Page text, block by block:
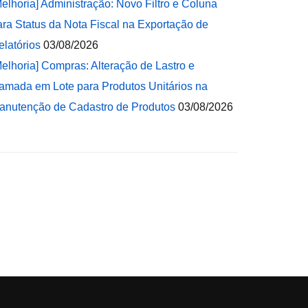
Administração: Novo Filtro e Coluna
Status da Nota Fiscal na Exportação de
03/08/2026
Compras: Alteração de Lastro e
em Lote para Produtos Unitários na
de Cadastro de Produtos 03/08/2026